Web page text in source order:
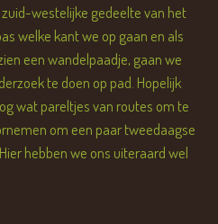
westelijke gedeelte van het
welke kant we op gaan en als
een wandelpaadje, gaan we
te doen op pad. Hopelijk
wat pareltjes van routes om te
om een paar tweedaagse
hebben we ons uiteraard wel